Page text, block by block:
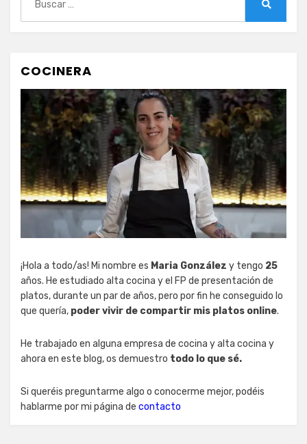
COCINERA
¡Hola a todo/as! Mi nombre es Maria González y tengo 25
años. He estudiado alta cocina y el FP de presentación de
platos, durante un par de años, pero por fin he conseguido lo
que quería, poder vivir de compartir mis platos online.
He trabajado en alguna empresa de cocina y alta cocina y
ahora en este blog, os demuestro todo lo que sé.
Si queréis preguntarme algo o conocerme mejor, podéis
hablarme por mi página de contacto